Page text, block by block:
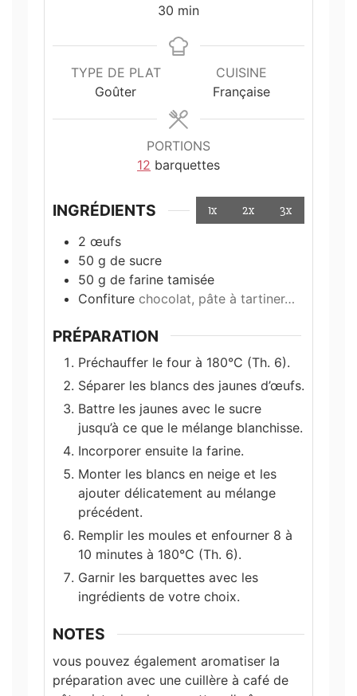
30 minutes
min
TYPE DE PLAT
Goûter
CUISINE
Française
PORTIONS
12 barquettes
INGRÉDIENTS 1x 2x
3x
2 œufs
50 g de sucre
50 g de farine tamisée
Confiture chocolat, pâte à tartiner…
PRÉPARATION
Préchauffer le four à 180°C (Th. 6).
Séparer les blancs des jaunes d’œufs.
Battre les jaunes avec le sucre
jusqu’à ce que le mélange blanchisse.
Incorporer ensuite la farine.
Monter les blancs en neige et les
ajouter délicatement au mélange
précédent.
Remplir les moules et enfourner 8 à
10 minutes à 180°C (Th. 6).
Garnir les barquettes avec les
ingrédients de votre choix.
NOTES
vous pouvez également aromatiser la
préparation avec une cuillère à café de